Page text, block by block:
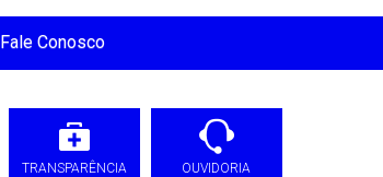
Fale Conosco
TRANSPARÊNCIA
OUVIDORIA